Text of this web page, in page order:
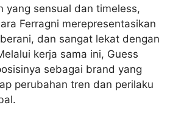
yang sensual dan timeless,
Ferragni merepresentasikan
dan sangat lekat dengan
kerja sama ini, Guess
sebagai brand yang
perubahan tren dan perilaku